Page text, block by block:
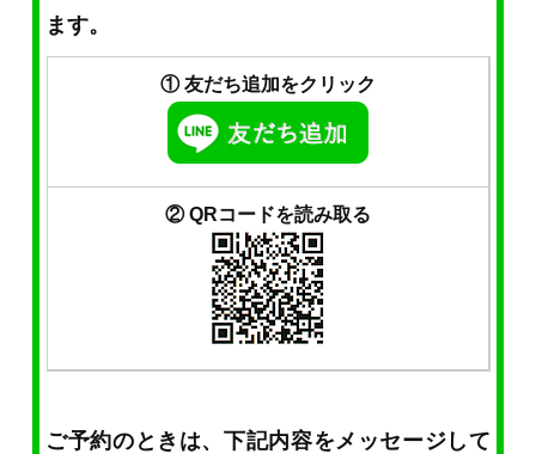
ます。
① 友だち追加をクリック
② QRコードを読み取る
ご予約のときは、下記内容をメッセージして